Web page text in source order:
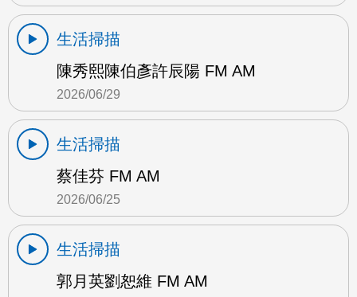
生活掃描
陳秀熙陳伯彥許辰陽 FM AM
2026/06/29
生活掃描
蔡佳芬 FM AM
2026/06/25
生活掃描
郭月英劉恕維 FM AM